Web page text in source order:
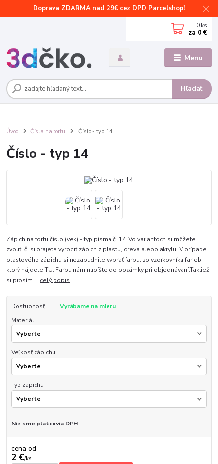
Doprava ZDARMA nad 29€ cez DPD Parcelshop!
Menu
Hľadať
0 ks
za 0 €
Úvod Čísla na tortu Číslo - typ 14
Číslo - typ 14
Zápich na tortu číslo (vek) - typ písma č. 14. Vo variantoch si môžete
zvoliť, či si prajete vyrobiť zápich z plastu, dreva alebo akrylu. V prípade
plastového zápichu si nezabudnite vybrať farbu, zo vzorkovníka farieb,
ktorý nájdete TU. Farbu nám napíšte do pozámky pri objednávaní.Taktiež
si prosím ... celý popis
Dostupnosť
Vyrábame na mieru
Materiál
Veľkosť zápichu
Typ zápichu
Nie sme platcovia DPH
cena od
2 €/ks